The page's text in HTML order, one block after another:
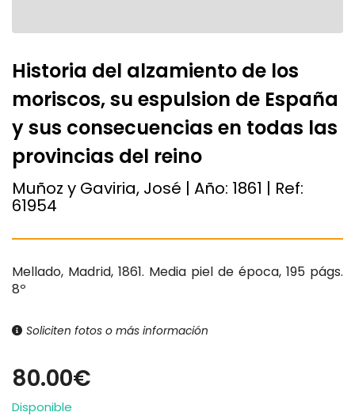
Historia del alzamiento de los
moriscos, su espulsion de España
y sus consecuencias en todas las
provincias del reino
Muñoz y Gaviria, José | Año: 1861 | Ref:
61954
Mellado, Madrid, 1861. Media piel de época, 195 págs.
8º
Soliciten fotos o más información
80.00€
Disponible